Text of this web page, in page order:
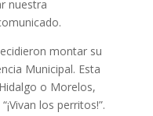
nuestra
montar su
Municipal. Esta
o Morelos,
los perritos!”.